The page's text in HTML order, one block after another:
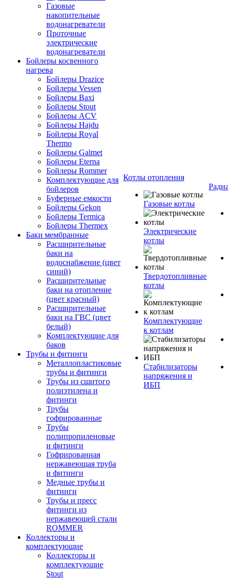
Газовые
накопительные
водонагреватели
Проточные
электрические
водонагреватели
Бойлеры косвенного
нагрева
Бойлеры Drazice
Бойлеры Vessen
Бойлеры Baxi
Бойлеры Stout
Бойлеры ACV
Бойлеры Hajdu
Бойлеры Royal
Thermo
Бойлеры Galmet
Бойлеры Eterna
Бойлеры Rommer
Комплектующие для
бойлеров
Буферные емкости
Бойлеры Gekon
Бойлеры Termica
Бойлеры Thermex
Баки мембранные
Расширительные
баки на
водоснабжение (цвет
синий)
Расширительные
баки на отопление
(цвет красный)
Расширительные
баки на ГВС (цвет
белый)
Комплектующие для
баков
Трубы и фитинги
Металлопластиковые
трубы и фитинги
Трубы из сшитого
полиэтилена и
фитинги
Трубы
гофрированные
Трубы
полипропиленовые
и фитинги
Гофрированная
нержавеющая труба
и фитинги
Медные трубы и
фитинги
Трубы и пресс
фитинги из
нержавеющей стали
ROMMER
Коллекторы и
комплектующие
Коллекторы и
комплектующие
Stout
Котлы отопления
Газовые котлы
Электрические
котлы
Твердотопливные
котлы
Комплектующие
к котлам
Стабилизаторы
напряжения и
ИБП